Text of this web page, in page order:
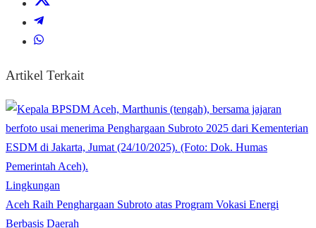
Artikel Terkait
Lingkungan
Aceh Raih Penghargaan Subroto atas Program Vokasi Energi
Berbasis Daerah